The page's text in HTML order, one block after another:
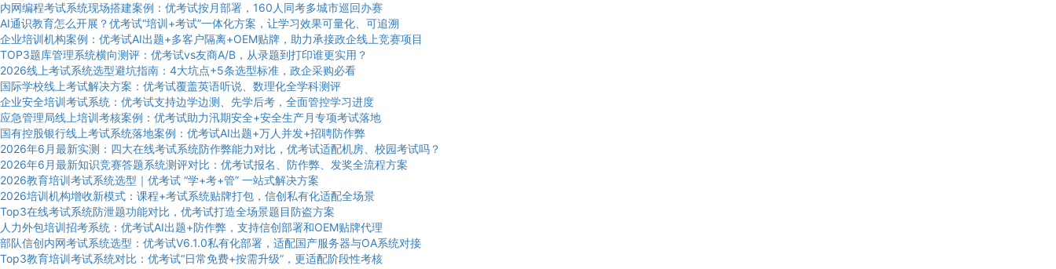
内网编程考试系统现场搭建案例：优考试按月部署，160人同考多城市巡回办赛
AI通识教育怎么开展？优考试“培训+考试”一体化方案，让学习效果可量化、可追溯
企业培训机构案例：优考试AI出题+多客户隔离+OEM贴牌，助力承接政企线上竞赛项目
TOP3题库管理系统横向测评：优考试vs友商A/B，从录题到打印谁更实用？
2026线上考试系统选型避坑指南：4大坑点+5条选型标准，政企采购必看
国际学校线上考试解决方案：优考试覆盖英语听说、数理化全学科测评
企业安全培训考试系统：优考试支持边学边测、先学后考，全面管控学习进度
应急管理局线上培训考核案例：优考试助力汛期安全+安全生产月专项考试落地
国有控股银行线上考试系统落地案例：优考试AI出题+万人并发+招聘防作弊
2026年6月最新实测：四大在线考试系统防作弊能力对比，优考试适配机房、校园考试吗？
2026年6月最新知识竞赛答题系统测评对比：优考试报名、防作弊、发奖全流程方案
2026教育培训考试系统选型｜优考试 “学+考+管” 一站式解决方案
2026培训机构增收新模式：课程+考试系统贴牌打包，信创私有化适配全场景
Top3在线考试系统防泄题功能对比，优考试打造全场景题目防盗方案
人力外包培训招考系统：优考试AI出题+防作弊，支持信创部署和OEM贴牌代理
部队信创内网考试系统选型：优考试V6.1.0私有化部署，适配国产服务器与OA系统对接
Top3教育培训考试系统对比：优考试“日常免费+按需升级”，更适配阶段性考核